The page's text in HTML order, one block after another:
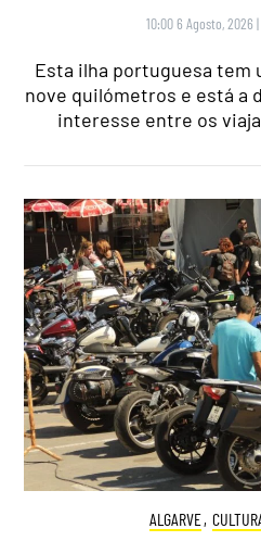
10:00 6 Agosto, 2026 |
Esta ilha portuguesa tem
nove quilómetros e está a
interesse entre os
ALGARVE,